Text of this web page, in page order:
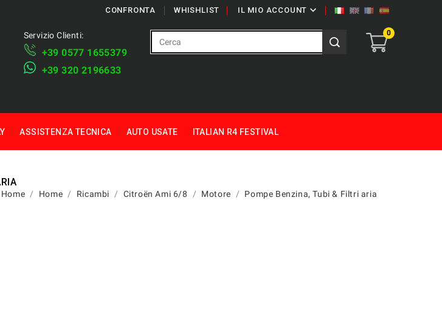
IL MIO ACCOUNT 
WHISHLIST
CONFRONTA
0
Servizio Clienti:
+39 ​​0577 1655379
​+39 320 2196633
ASSISTENZA TECNICA AUTO USATE ITALIAN R4 FESTIVAL
Home Home Ricambi Citroën Ami 6/8 Motore Pompe Benzina, Tubi & Filtri aria